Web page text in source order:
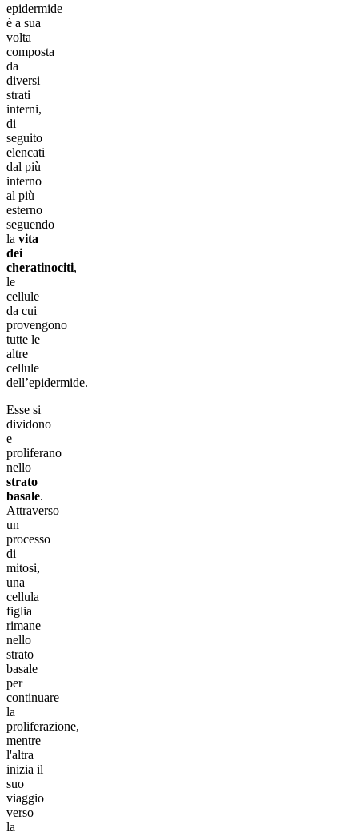
epidermide
è a sua
volta
composta
da
diversi
strati
interni,
di
seguito
elencati
dal più
interno
al più
esterno
seguendo
la vita
dei
cheratinociti,
le
cellule
da cui
provengono
tutte le
altre
cellule
dell’epidermide.
Esse si
dividono
e
proliferano
nello
strato
basale.
Attraverso
un
processo
di
mitosi,
una
cellula
figlia
rimane
nello
strato
basale
per
continuare
la
proliferazione,
mentre
l'altra
inizia il
suo
viaggio
verso
la